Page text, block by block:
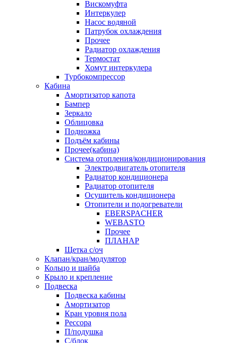
Вискомуфта
Интеркулер
Насос водяной
Патрубок охлаждения
Прочее
Радиатор охлаждения
Термостат
Хомут интеркулера
Турбокомпрессор
Кабина
Амортизатор капота
Бампер
Зеркало
Облицовка
Подножка
Подъём кабины
Прочее(кабина)
Система отопления/кондиционирования
Электродвигатель отопителя
Радиатор кондиционера
Радиатор отопителя
Осушитель кондиционера
Отопители и подогреватели
EBERSPACHER
WEBASTO
Прочее
ПЛАНАР
Щетка с/оч
Клапан/кран/модулятор
Кольцо и шайба
Крыло и крепление
Подвеска
Подвеска кабины
Амортизатор
Кран уровня пола
Рессора
П/подушка
С/блок